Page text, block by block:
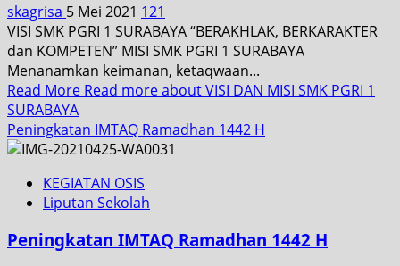
skagrisa 5 Mei 2021 121
VISI SMK PGRI 1 SURABAYA “BERAKHLAK, BERKARAKTER
dan KOMPETEN” MISI SMK PGRI 1 SURABAYA
Menanamkan keimanan, ketaqwaan...
Read More Read more about VISI DAN MISI SMK PGRI 1
SURABAYA
Peningkatan IMTAQ Ramadhan 1442 H
KEGIATAN OSIS
Liputan Sekolah
Peningkatan IMTAQ Ramadhan 1442 H